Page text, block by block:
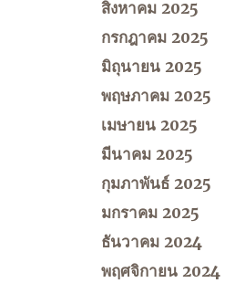
สิงหาคม 2025
กรกฎาคม 2025
มิถุนายน 2025
พฤษภาคม 2025
เมษายน 2025
มีนาคม 2025
กุมภาพันธ์ 2025
มกราคม 2025
ธันวาคม 2024
พฤศจิกายน 2024